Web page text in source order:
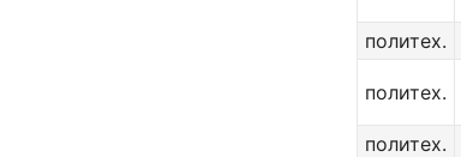
политех.
политех.
политех.